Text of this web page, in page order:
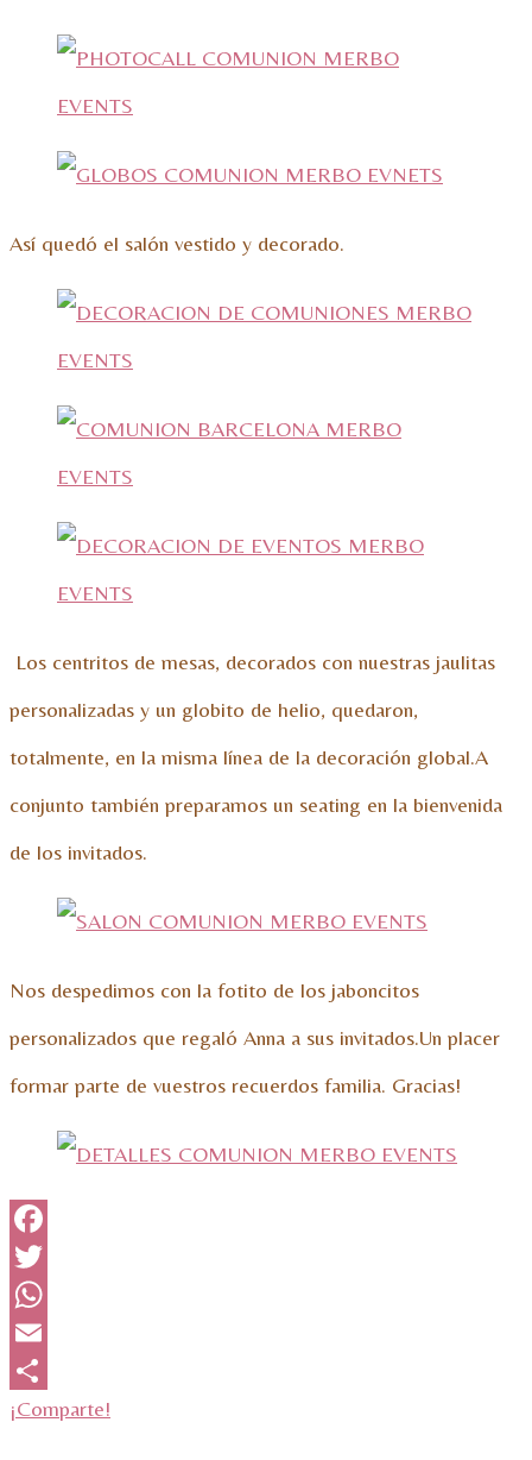
Así quedó el salón vestido y decorado.
Los centritos de mesas, decorados con nuestras jaulitas
personalizadas y un globito de helio, quedaron,
totalmente, en la misma línea de la decoración global.A
conjunto también preparamos un seating en la bienvenida
de los invitados.
Nos despedimos con la fotito de los jaboncitos
personalizados que regaló Anna a sus invitados.Un placer
formar parte de vuestros recuerdos familia. Gracias!
Facebook
Twitter
WhatsApp
Email
¡Comparte!